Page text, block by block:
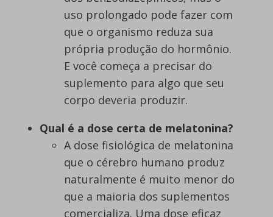
uso prolongado pode fazer com
que o organismo reduza sua
própria produção do hormônio.
E você começa a precisar do
suplemento para algo que seu
corpo deveria produzir.
Qual é a dose certa de melatonina?
A dose fisiológica de melatonina
que o cérebro humano produz
naturalmente é muito menor do
que a maioria dos suplementos
comercializa. Uma dose eficaz